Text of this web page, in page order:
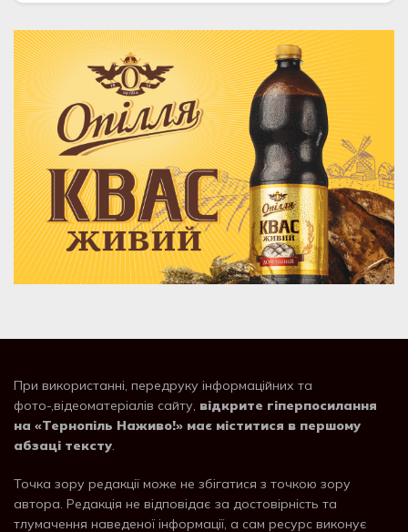
При використанні, передруку інформаційних та
фото-,відеоматеріалів сайту, відкрите гіперпосилання
на «Тернопіль Наживо!» має міститися в першому
абзаці тексту.
Точка зору редакції може не збігатися з точкою зору
автора. Редакція не відповідає за достовірність та
тлумачення наведеної інформації, а сам ресурс виконує